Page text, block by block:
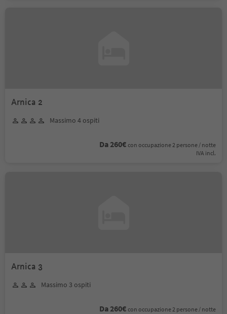
Arnica 2
Massimo 4 ospiti
Da 260€ con occupazione 2 persone / notte
IVA incl.
Arnica 3
Massimo 3 ospiti
Da 260€ con occupazione 2 persone / notte